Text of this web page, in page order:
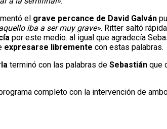
el grave percance de David Galván
iba a ser muy grave». Ritter saltó
por este medio. al igual que agradecía
expresarse libremente con estas palabras.
terminó con las palabras de Sebastián que
completo con la intervención de